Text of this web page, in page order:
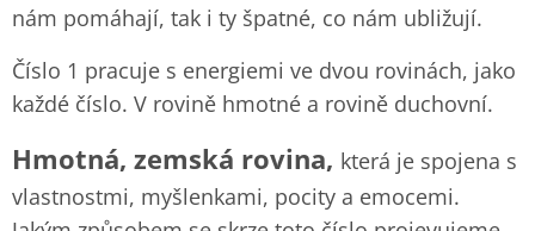
nám pomáhají, tak i ty špatné, co nám ubližují.
Číslo 1 pracuje s energiemi ve dvou rovinách, jako
každé číslo. V rovině hmotné a rovině duchovní.
Hmotná, zemská rovina, která je spojena s
vlastnostmi, myšlenkami, pocity a emocemi.